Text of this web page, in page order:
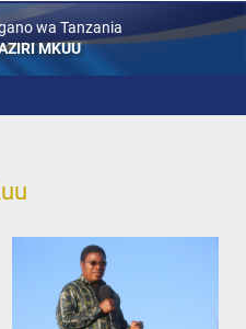
wa Tanzania
MKUU